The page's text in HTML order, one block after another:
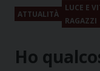
ATTUALITÀ
LUCE E
RAGAZZI
Ho